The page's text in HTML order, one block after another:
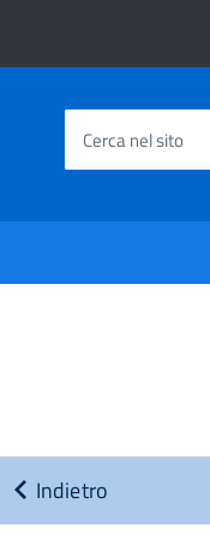
Cerca nel sito
Indietro